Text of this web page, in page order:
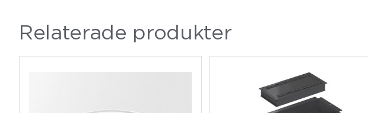
Relaterade produkter